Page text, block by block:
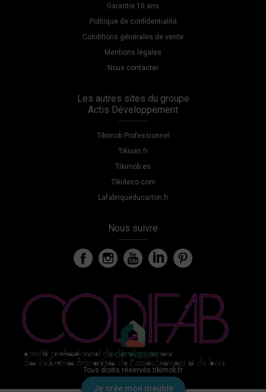
Je crée mon meuble
Garantie 10 ans
Politique de confidentialité
Conditions générales de vente
Mentions légales
Nous contacter
Les autres sites du groupe
Actis Développement
Tikimob Professionnel
Tikivan.fr
Tikimob.es
Tikideco.com
Lafabriqueducarton.fr
Nous suivre
Tous droits réservés tikimob.fr